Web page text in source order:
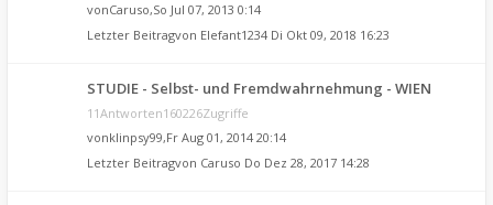
vonCaruso,So Jul 07, 2013 0:14
Letzter Beitragvon Elefant1234 Di Okt 09, 2018 16:23
STUDIE - Selbst- und Fremdwahrnehmung - WIEN
11Antworten160226Zugriffe
vonklinpsy99,Fr Aug 01, 2014 20:14
Letzter Beitragvon Caruso Do Dez 28, 2017 14:28